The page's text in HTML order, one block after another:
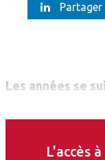
Partager
Les années se
poursuit sa
L'accès